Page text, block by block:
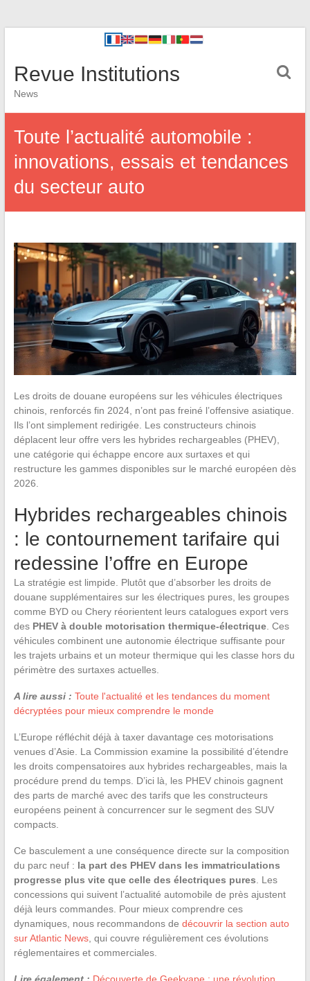
Revue Institutions
News
Toute l’actualité automobile :
innovations, essais et tendances
du secteur auto
Les droits de douane européens sur les véhicules électriques
chinois, renforcés fin 2024, n’ont pas freiné l’offensive asiatique.
Ils l’ont simplement redirigée. Les constructeurs chinois
déplacent leur offre vers les hybrides rechargeables (PHEV),
une catégorie qui échappe encore aux surtaxes et qui
restructure les gammes disponibles sur le marché européen dès
2026.
Hybrides rechargeables chinois
: le contournement tarifaire qui
redessine l’offre en Europe
La stratégie est limpide. Plutôt que d’absorber les droits de
douane supplémentaires sur les électriques pures, les groupes
comme BYD ou Chery réorientent leurs catalogues export vers
des PHEV à double motorisation thermique-électrique. Ces
véhicules combinent une autonomie électrique suffisante pour
les trajets urbains et un moteur thermique qui les classe hors du
périmètre des surtaxes actuelles.
A lire aussi : Toute l'actualité et les tendances du moment
décryptées pour mieux comprendre le monde
L’Europe réfléchit déjà à taxer davantage ces motorisations
venues d’Asie. La Commission examine la possibilité d’étendre
les droits compensatoires aux hybrides rechargeables, mais la
procédure prend du temps. D’ici là, les PHEV chinois gagnent
des parts de marché avec des tarifs que les constructeurs
européens peinent à concurrencer sur le segment des SUV
compacts.
Ce basculement a une conséquence directe sur la composition
du parc neuf : la part des PHEV dans les immatriculations
progresse plus vite que celle des électriques pures . Les
concessions qui suivent l’actualité automobile de près ajustent
déjà leurs commandes. Pour mieux comprendre ces
dynamiques, nous recommandons de découvrir la section auto
sur Atlantic News, qui couvre régulièrement ces évolutions
réglementaires et commerciales.